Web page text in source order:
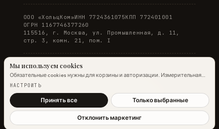
ООО «ХольцКом»ИНН 7724361075КПП 772401001
ОГРН 1167746377260
115516, г. Москва, ул. Промышленная, д. 11,
стр. 3, комн. 21, пом. I
© 2026 WOODONLINE. Все права защищены.
Мы используем cookies
Обязательные cookies нужны для корзины и авторизации. Измерительная
аналитика Яндекс.Метрики работает на обычных страницах всегда;
Подробнее →
НАСТРОИТЬ
Принять все Только выбранные
Отклонить маркетинг